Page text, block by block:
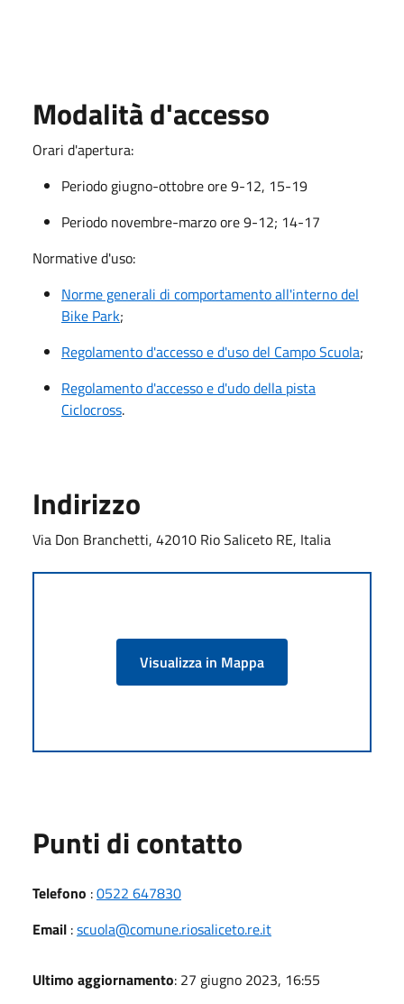
Modalità d'accesso
Orari d'apertura:
Periodo giugno-ottobre ore 9-12, 15-19
Periodo novembre-marzo ore 9-12; 14-17
Normative d'uso:
Norme generali di comportamento all'interno del
Bike Park;
Regolamento d'accesso e d'uso del Campo Scuola;
Regolamento d'accesso e d'udo della pista
Ciclocross.
Indirizzo
Via Don Branchetti, 42010 Rio Saliceto RE, Italia
Visualizza in Mappa
Punti di contatto
Telefono :0522 647830
Email :scuola@comune.riosaliceto.re.it
Ultimo aggiornamento: 27 giugno 2023, 16:55